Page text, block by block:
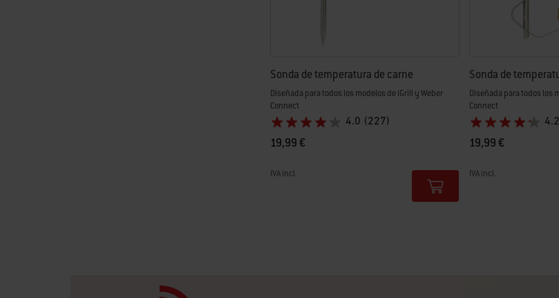
Sonda de temperatura de carne
Diseñada para todos los modelos de iGrill y Weber
Connect
4.0 (227)
19,99 €
IVA incl.
Sonda de
Diseñada para todos los
Connect
4.2
19,99 €
IVA incl.